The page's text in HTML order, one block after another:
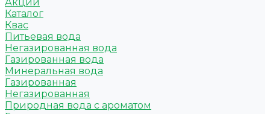
Каталог
Квас
Питьевая вода
Негазированная вода
Газированная вода
Минеральная вода
Газированная
Негазированная
Природная вода с ароматом